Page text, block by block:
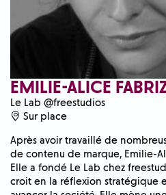
EMILIE-ALICE
Le Lab @freestudios
Sur place
Après avoir travaillé de
de contenu de marque, Emilie-
Elle a fondé Le Lab chez
croit en la réflexion stratégique